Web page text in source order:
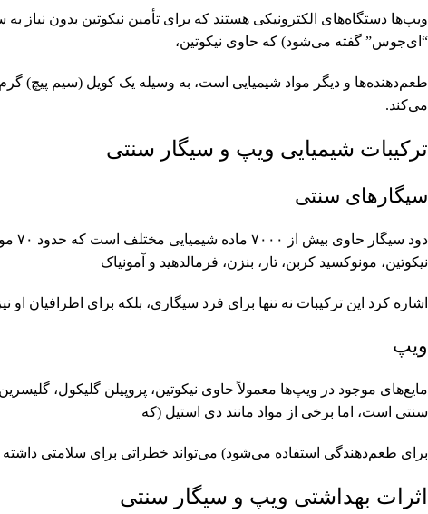
ویپ‌ها دستگاه‌های الکترونیکی هستند که برای تأمین نیکوتین بدون
“ای‌جوس” گفته می‌شود) که حاوی نیکوتین،
طعم‌دهنده‌ها و دیگر مواد شیمیایی است، به وسیله یک کویل (سیم پیچ)
می‌کند.
ترکیبات شیمیایی ویپ و سیگار سنتی
سیگارهای سنتی
نیکوتین، مونوکسید کربن، تار، بنزن، فرمالدهید و آمونیاک
اشاره کرد این ترکیبات نه تنها برای فرد سیگاری، بلکه برای اطرافیان او
ویپ
مایع‌های موجود در ویپ‌ها معمولاً حاوی نیکوتین، پروپیلن گلیکول،
سنتی است، اما برخی از مواد مانند دی استیل (که
برای طعم‌دهندگی استفاده می‌شود) می‌تواند خطراتی برای سلامتی داشته
اثرات بهداشتی ویپ و سیگار سنتی